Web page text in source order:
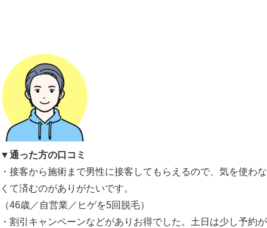
▼通った方の口コミ
・接客から施術まで男性に接客してもらえるので、気を使わな
くて済むのがありがたいです。
（46歳／自営業／ヒゲを5回脱毛）
・割引キャンペーンなどがありお得でした。土日は少し予約が